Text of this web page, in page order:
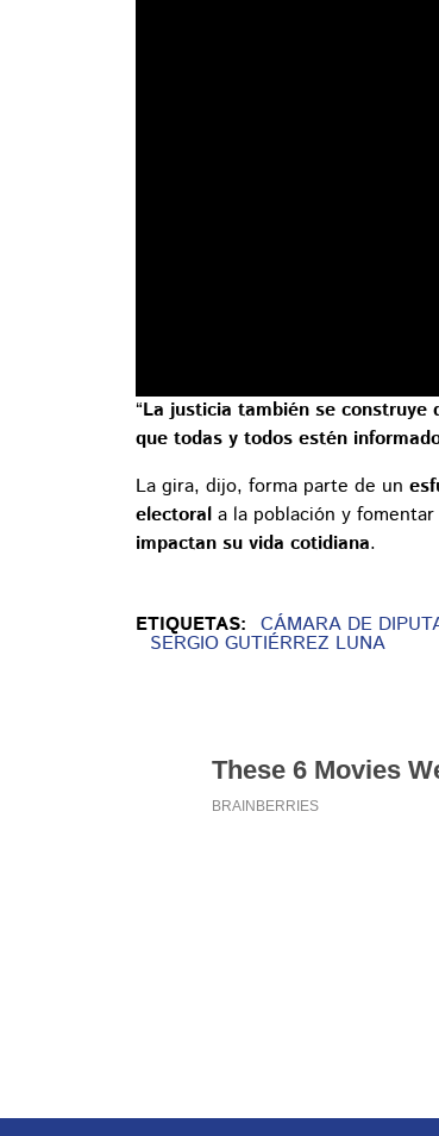
“La justicia también se construye
que todas y todos estén
La gira, dijo, forma parte de un
electoral a la población y fomentar
impactan su vida cotidiana.
ETIQUETAS: CÁMARA DE
SERGIO GUTIÉRREZ LUNA